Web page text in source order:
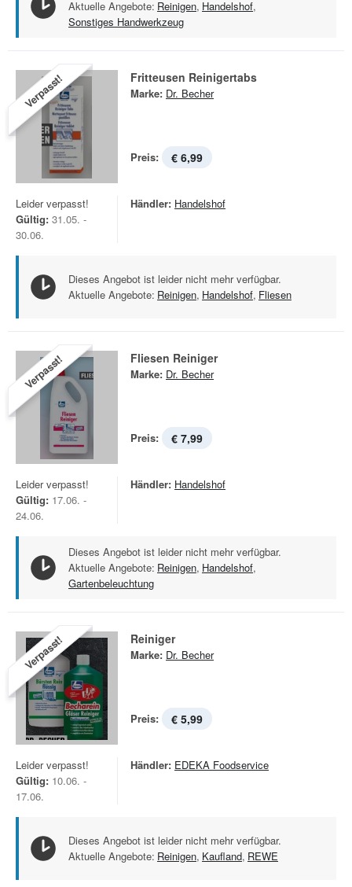
Aktuelle Angebote: Reinigen, Handelshof,
Sonstiges Handwerkzeug
Verpasst! Fritteusen Reinigertabs
Marke: Dr. Becher
Preis: € 6,99
Leider verpasst!
Gültig: 31.05. -
30.06.
Händler: Handelshof
Dieses Angebot ist leider nicht mehr verfügbar.
Aktuelle Angebote: Reinigen, Handelshof, Fliesen
Verpasst! Fliesen Reiniger
Marke: Dr. Becher
Preis: € 7,99
Leider verpasst!
Gültig: 17.06. -
24.06.
Händler: Handelshof
Dieses Angebot ist leider nicht mehr verfügbar.
Aktuelle Angebote: Reinigen, Handelshof,
Gartenbeleuchtung
Verpasst! Reiniger
Marke: Dr. Becher
Preis: € 5,99
Leider verpasst!
Gültig: 10.06. -
17.06.
Händler: EDEKA Foodservice
Dieses Angebot ist leider nicht mehr verfügbar.
Aktuelle Angebote: Reinigen, Kaufland, REWE